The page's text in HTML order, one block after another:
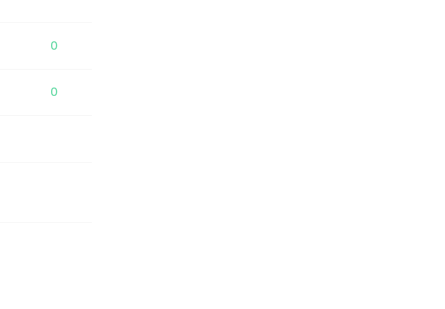
0
0